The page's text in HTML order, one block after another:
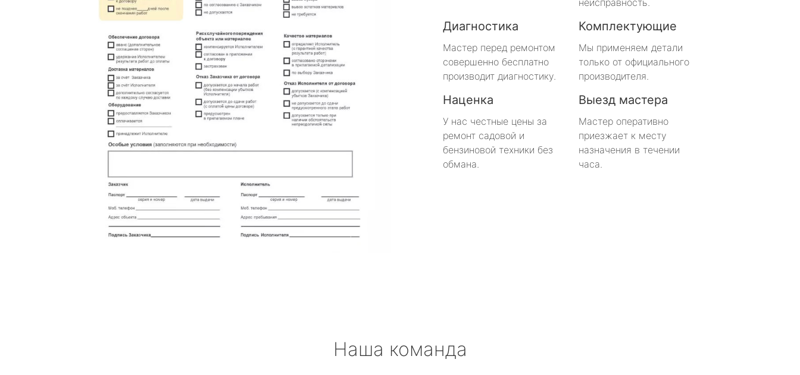
Диагностика
Мастер перед ремонтом
совершенно бесплатно
производит диагностику.
Комплектующие
Мы применяем детали
только от официального
производителя.
Наценка
У нас честные цены за
ремонт садовой и
бензиновой техники без
обмана.
Выезд мастера
Мастер оперативно
приезжает к месту
назначения в течении
часа.
Наша команда